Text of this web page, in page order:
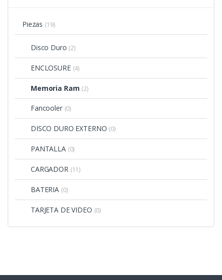
Piezas (19)
Disco Duro (2)
ENCLOSURE (4)
Memoria Ram (2)
Fancooler (0)
DISCO DURO EXTERNO (0)
PANTALLA (0)
CARGADOR (11)
BATERIA (0)
TARJETA DE VIDEO (0)